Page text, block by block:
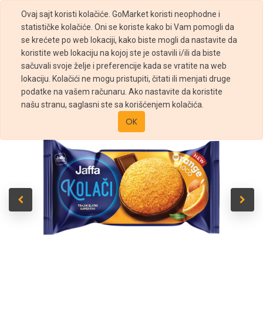
Ovaj sajt koristi kolačiće. GoMarket koristi neophodne i
statističke kolačiće. Oni se koriste kako bi Vam pomogli da
se krećete po web lokaciji, kako biste mogli da nastavite da
koristite web lokaciju na kojoj ste je ostavili i/ili da biste
sačuvali svoje želje i preferencije kada se vratite na web
lokaciju. Kolačići ne mogu pristupiti, čitati ili menjati druge
podatke na vašem računaru. Ako nastavite da koristite
našu stranu, saglasni ste sa korišćenjem kolačića.
OK
Prodavnica Jaffa kolači narandža i čokolada 60g